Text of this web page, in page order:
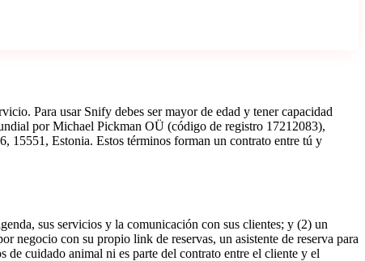
Para usar Snify debes ser mayor de edad y tener capacidad
por Michael Pickman OÜ (código de registro 17212083),
15551, Estonia. Estos términos forman un contrato entre tú y
sus servicios y la comunicación con sus clientes; y (2) un
negocio con su propio link de reservas, un asistente de reserva para
cuidado animal ni es parte del contrato entre el cliente y el